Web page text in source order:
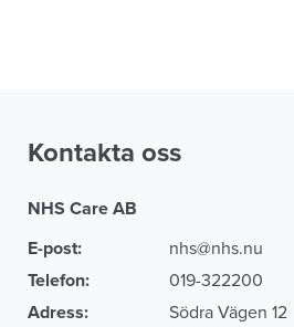
Kontakta oss
NHS Care AB
E-post:
nhs@nhs.nu
Telefon:
019-322200
Adress:
Södra Vägen 12